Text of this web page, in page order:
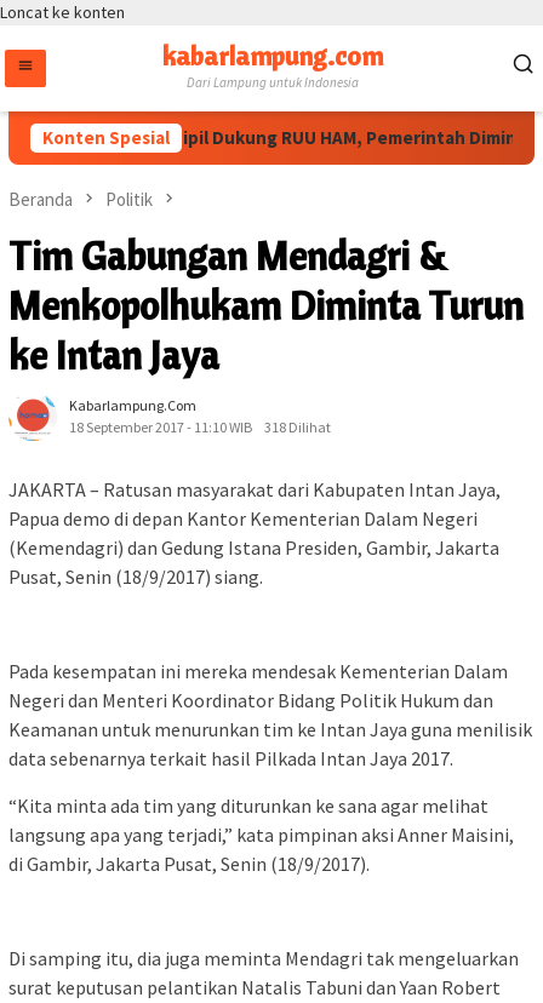
Loncat ke konten
kabarlampung.com
Dari Lampung untuk Indonesia
Konten Spesial
Masyarakat Sipil Dukung RUU HAM, Pemerintah Diminta
Beranda Politik
Tim Gabungan Mendagri &
Menkopolhukam Diminta Turun
ke Intan Jaya
Kabarlampung.com
18 September 2017 - 11:10 WIB
318 Dilihat
JAKARTA – Ratusan masyarakat dari Kabupaten Intan Jaya,
Papua demo di depan Kantor Kementerian Dalam Negeri
(Kemendagri) dan Gedung Istana Presiden, Gambir, Jakarta
Pusat, Senin (18/9/2017) siang.
Pada kesempatan ini mereka mendesak Kementerian Dalam
Negeri dan Menteri Koordinator Bidang Politik Hukum dan
Keamanan untuk menurunkan tim ke Intan Jaya guna menilisik
data sebenarnya terkait hasil Pilkada Intan Jaya 2017.
“Kita minta ada tim yang diturunkan ke sana agar melihat
langsung apa yang terjadi,” kata pimpinan aksi Anner Maisini,
di Gambir, Jakarta Pusat, Senin (18/9/2017).
Di samping itu, dia juga meminta Mendagri tak mengeluarkan
surat keputusan pelantikan Natalis Tabuni dan Yaan Robert